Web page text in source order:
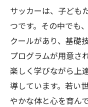
サッカーは、子ども
つです。その中でも
クールがあり、基礎
プログラムが用意さ
楽しく学びながら上
導しています。若い
やかな体と心を育ん